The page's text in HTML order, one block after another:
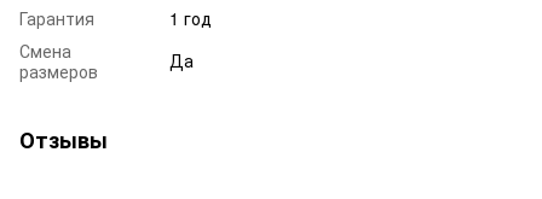
Гарантия
1 год
Смена
размеров
Да
Отзывы